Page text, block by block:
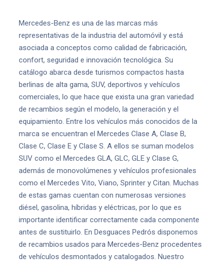
Mercedes-Benz es una de las marcas más
representativas de la industria del automóvil y está
asociada a conceptos como calidad de fabricación,
confort, seguridad e innovación tecnológica. Su
catálogo abarca desde turismos compactos hasta
berlinas de alta gama, SUV, deportivos y vehículos
comerciales, lo que hace que exista una gran variedad
de recambios según el modelo, la generación y el
equipamiento. Entre los vehículos más conocidos de la
marca se encuentran el Mercedes Clase A, Clase B,
Clase C, Clase E y Clase S. A ellos se suman modelos
SUV como el Mercedes GLA, GLC, GLE y Clase G,
además de monovolúmenes y vehículos profesionales
como el Mercedes Vito, Viano, Sprinter y Citan. Muchas
de estas gamas cuentan con numerosas versiones
diésel, gasolina, híbridas y eléctricas, por lo que es
importante identificar correctamente cada componente
antes de sustituirlo. En Desguaces Pedrós disponemos
de recambios usados para Mercedes-Benz procedentes
de vehículos desmontados y catalogados. Nuestro